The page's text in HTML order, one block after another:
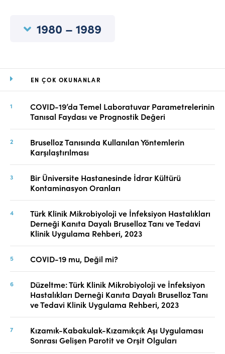
EN ÇOK OKUNANLAR
COVID-19’da Temel Laboratuvar Parametrelerinin
Tanısal Faydası ve Prognostik Değeri
Bruselloz Tanısında Kullanılan Yöntemlerin
Karşılaştırılması
Bir Üniversite Hastanesinde İdrar Kültürü
Kontaminasyon Oranları
Türk Klinik Mikrobiyoloji ve İnfeksiyon Hastalıkları
Derneği Kanıta Dayalı Bruselloz Tanı ve Tedavi
Klinik Uygulama Rehberi, 2023
COVID-19 mu, Değil mi?
Düzeltme: Türk Klinik Mikrobiyoloji ve İnfeksiyon
Hastalıkları Derneği Kanıta Dayalı Bruselloz Tanı
ve Tedavi Klinik Uygulama Rehberi, 2023
Kızamık-Kabakulak-Kızamıkçık Aşı Uygulaması
Sonrası Gelişen Parotit ve Orşit Olguları
1980 – 1989